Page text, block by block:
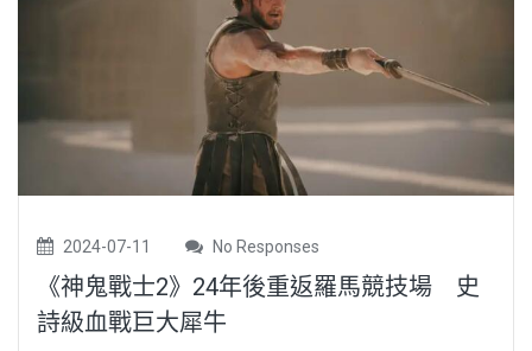
2024-07-11 No Responses
《神鬼戰士2》24年後重返羅馬競技場 史
詩級血戰巨大犀牛